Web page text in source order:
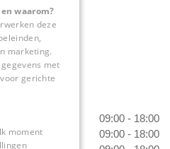
09:00 - 18:00
09:00 - 18:00
waarom?
deze
marketing.
met
gerichte
moment